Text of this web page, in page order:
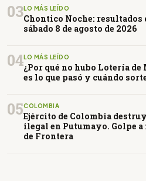
03LO MÁS LEÍDO
Chontico Noche:
sábado 8 de agosto de 2026
04LO MÁS LEÍDO
¿Por qué no hubo Lotería
es lo que pasó y cuándo
05COLOMBIA
Ejército de Colombia
ilegal en Putumayo. Golpe
de Frontera